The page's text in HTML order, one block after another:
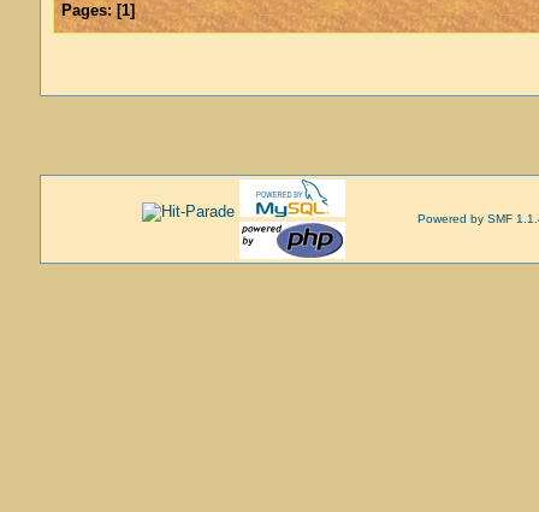
Pages:[1]
Powered by SMF